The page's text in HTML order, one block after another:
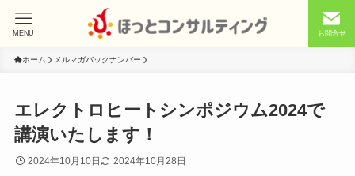
お問合せ
MENU
ホーム メルマガバックナンバー
エレクトロヒートシンポジウム2024で
講演いたします！
2024年10月10日 2024年10月28日